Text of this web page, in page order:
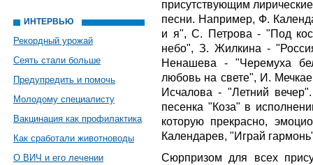
ИНТЕРВЬЮ
Рекордный урожай
Сеять стали больше
Предупредить и помочь
Молодому специалисту
Вакцинация как профилактика
Как сработали животноводы
О ВИЧ и его лечении
присутствующим
песни. Например, Ф.
и я", С. Петрова - "Под
небо", З. Жилкина -
Ненашева - "Черемуха
любовь на свете", И.
Исчалова - "Летний
песенка "Коза" в
которую прекрасно,
Календарев, "Играй
Сюрпризом для всех